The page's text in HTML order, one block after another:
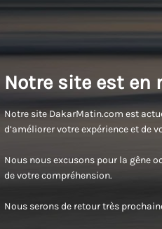
Notre site est en
Notre site DakarMatin.com est
d’améliorer votre expérience et de
Nous nous excusons pour la gêne
de votre compréhension.
Nous serons de retour très